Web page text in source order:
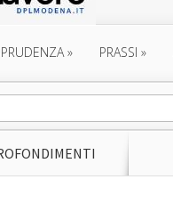
» PRASSI »